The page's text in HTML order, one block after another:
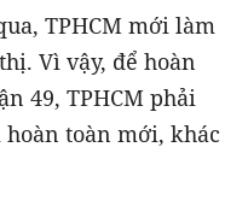
TPHCM mới làm
Vì vậy, để hoàn
49, TPHCM phải
hoàn toàn mới, khác